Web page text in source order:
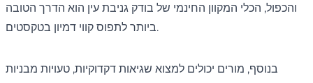
והכפול, הכלי המקוון החינמי של בודק גניבת עין הוא הדרך הטובה
ביותר לתפוס קווי דמיון בטקסטים.
בנוסף, מורים יכולים למצוא שגיאות דקדוקיות, טעויות מבניות